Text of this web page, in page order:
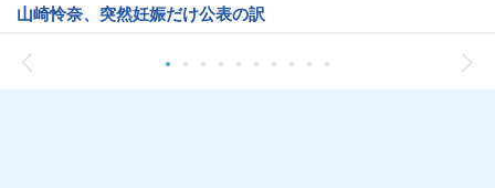
山崎怜奈、突然妊娠だけ公表の訳